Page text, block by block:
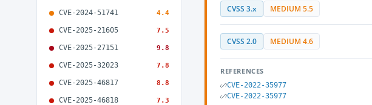
CVE-2024-51741 4.4
CVE-2025-21605 7.5
CVE-2025-27151 9.8
CVE-2025-32023 7.8
CVE-2025-46817 8.8
CVE-2025-46818 7.3
CVSS 3.x MEDIUM 5.5
CVSS 2.0 MEDIUM 4.6
REFERENCES
CVE-2022-35977
CVE-2022-35977